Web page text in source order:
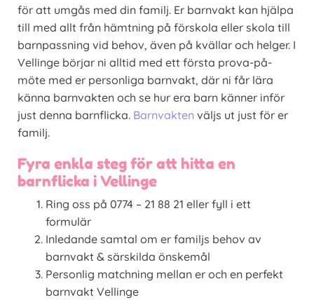
för att umgås med din familj. Er barnvakt kan hjälpa
till med allt från hämtning på förskola eller skola till
barnpassning vid behov, även på kvällar och helger. I
Vellinge börjar ni alltid med ett första prova-på-
möte med er personliga barnvakt, där ni får lära
känna barnvakten och se hur era barn känner inför
just denna barnflicka. Barnvakten väljs ut just för er
familj.
Fyra enkla steg för att hitta en
barnflicka i Vellinge
Ring oss på 0774 – 21 88 21 eller fyll i ett
formulär
Inledande samtal om er familjs behov av
barnvakt & särskilda önskemål
Personlig matchning mellan er och en perfekt
barnvakt Vellinge